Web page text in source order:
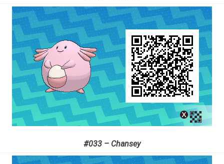
#033 – Chansey